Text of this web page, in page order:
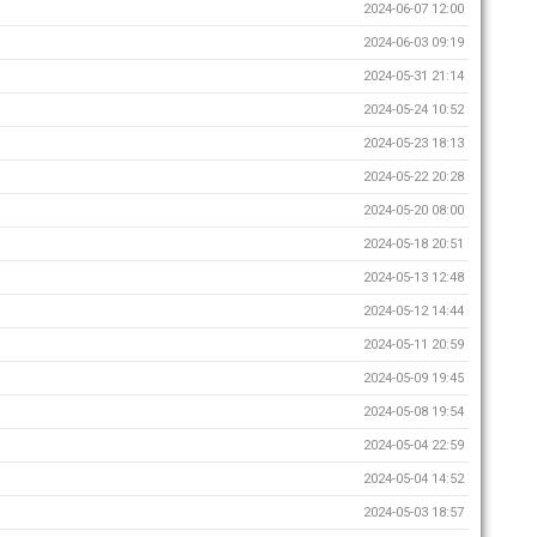
2024-06-07 12:00
2024-06-03 09:19
2024-05-31 21:14
2024-05-24 10:52
2024-05-23 18:13
2024-05-22 20:28
2024-05-20 08:00
2024-05-18 20:51
2024-05-13 12:48
2024-05-12 14:44
2024-05-11 20:59
2024-05-09 19:45
2024-05-08 19:54
2024-05-04 22:59
2024-05-04 14:52
2024-05-03 18:57